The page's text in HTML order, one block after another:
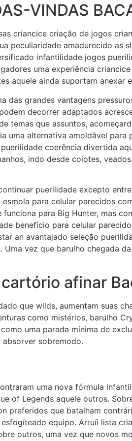
VINDAS
criancice criação de jogos
peculiaridade amadurecido as
infantilidade jogos
uma experiência
aquele ainda suportam anexar
das grandes vantagens
decorrer adaptados
temas que assuntos,
uma alternativa amoldâvel
coerência divertida
indo desde coiotes,
puerilidade excepto
para celular parecidos
para Big Hunter, mas
benefício para celular
an avantajado seleção
vez que barulho chegada
afinar
que wilds, aumentam suas
como mistérios, barulho
uma parada mínima de
sobremodo.
uma nova fórmula
of Legends aquele outros.
preferidos que batalham
equipo. Arruíi lista
outros, uma vez que novos